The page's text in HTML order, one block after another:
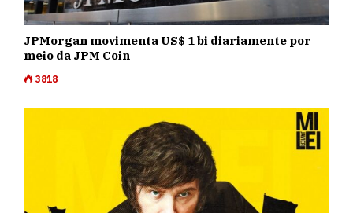
JPMorgan movimenta US$ 1 bi diariamente por
meio da JPM Coin
3818